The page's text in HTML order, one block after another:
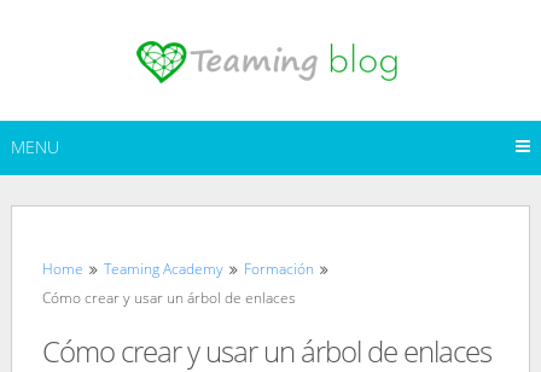
MENU
Home Teaming Academy
Formación
Cómo crear y usar un árbol de enlaces
Cómo crear y usar un árbol de enlaces